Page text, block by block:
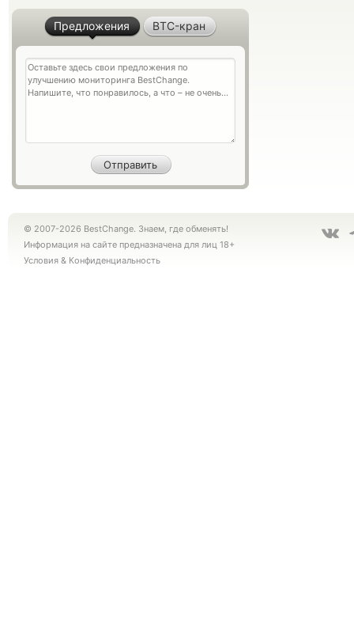
Предложения BTC-кран
© 2007-2026 BestChange. Знаем, где обменять!
Информация на сайте предназначена для лиц 18+
Условия & Конфиденциальность